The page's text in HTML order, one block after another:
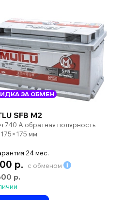
ЗА ОБМЕН
SFB M2
740 А обратная полярность
мм
24 мес.
р. с обменом
р.